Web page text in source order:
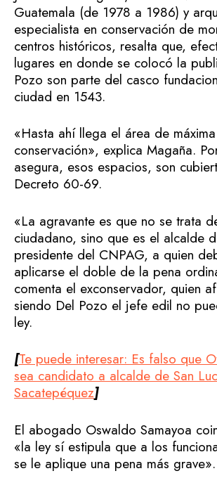
Guatemala (de 1978 a 1986) y
especialista en conservación de
centros históricos, resalta que,
lugares en donde se colocó la
Pozo son parte del casco
ciudad en 1543.
«Hasta ahí llega el área de máxima
conservación», explica Magaña.
asegura, esos espacios, son
Decreto 60-69.
«La agravante es que no se trata
ciudadano, sino que es el alcalde
presidente del CNPAG, a quien
aplicarse el doble de la pena
comenta el exconservador, quien
siendo Del Pozo el jefe edil no
ley.
[Te puede interesar: Es falso que
sea candidato a alcalde de San
Sacatepéquez]
El abogado Oswaldo Samayoa
«la ley sí estipula que a los
se le aplique una pena más grave».